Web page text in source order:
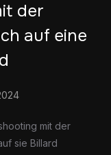
der
auf eine
mit der
sie Billard